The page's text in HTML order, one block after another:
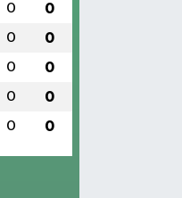
0 0
0 0
0 0
0 0
0 0